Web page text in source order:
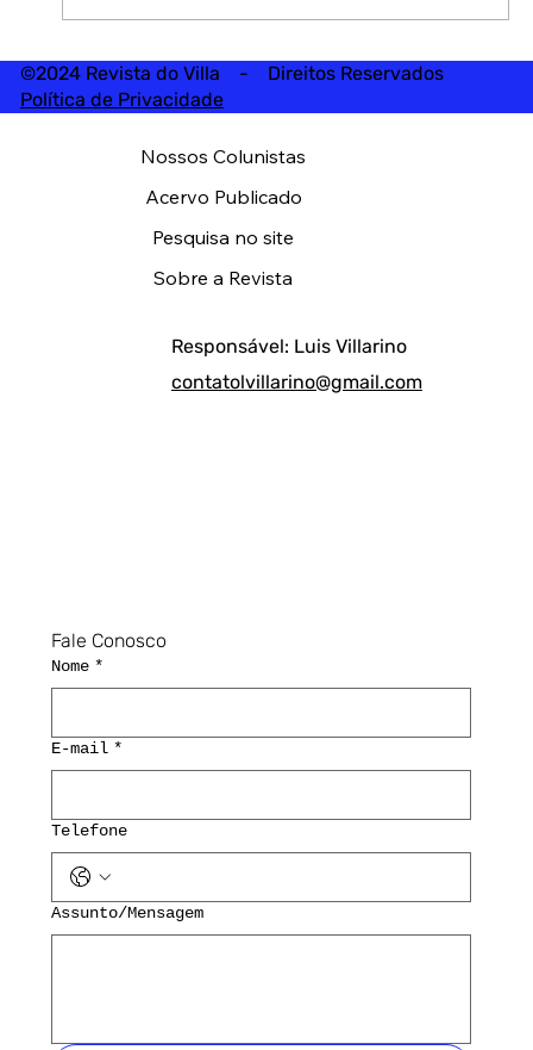
©2024 Revista do Villa - Direitos Reservados
Política de Privacidade
Fale Conosco
Nome *
E-mail *
Telefone
Assunto/Mensagem
Responsável: Luis Villarino
contatolvillarino@gmail.com
Nossos Colunistas
Acervo Publicado
Pesquisa no site
Sobre a Revista